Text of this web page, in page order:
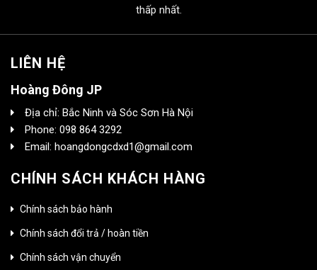
thấp nhất.
LIÊN HỆ
Hoàng Đông JP
Địa chỉ: Bắc Ninh và Sóc Sơn Hà Nội
Phone: 098 864 3292
Email: hoangdongcdxd1@gmail.com
CHÍNH SÁCH KHÁCH HÀNG
Chính sách bảo hành
Chính sách đổi trả / hoàn tiền
Chính sách vận chuyển